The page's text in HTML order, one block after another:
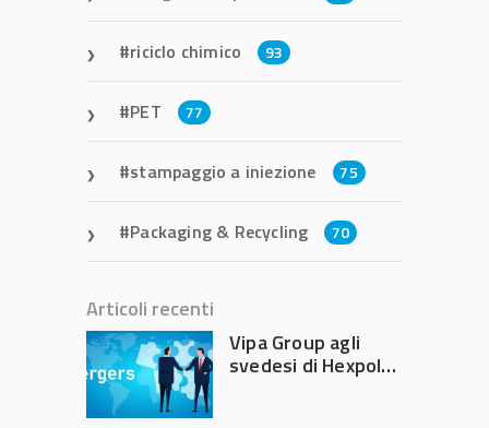
riciclo chimico 93
PET 77
stampaggio a iniezione 75
Packaging & Recycling 70
Articoli recenti
Vipa Group agli
svedesi di Hexpol